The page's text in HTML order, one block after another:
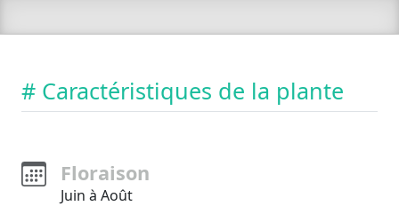
# Caractéristiques de la plante
Floraison
Juin à Août